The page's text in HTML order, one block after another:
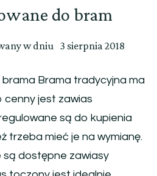
do bram
w dniu 3 sierpnia 2018
Brama tradycyjna ma
cenny jest zawias
są do kupienia
trzeba mieć je na wymianę.
są dostępne zawiasy